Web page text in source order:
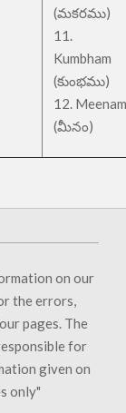
(మకరము)
11.
Kumbham
(కుంభము)
12. Meenam
(మీనం)
on our
the errors,
pages. The
for
given on
only"